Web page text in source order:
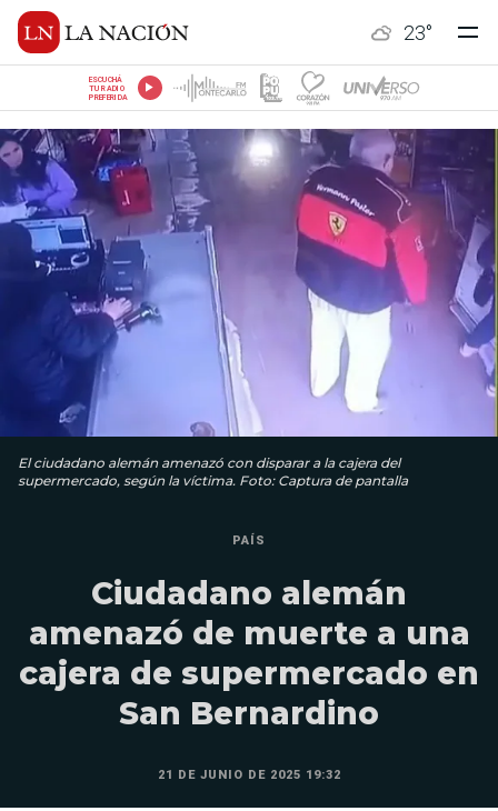
23°
ESCUCHÁ
TU RADIO
PREFERIDA
El ciudadano alemán amenazó con disparar a la cajera del
supermercado, según la víctima. Foto: Captura de pantalla
PAÍS
Ciudadano alemán
amenazó de muerte a una
cajera de supermercado en
San Bernardino
21 DE JUNIO DE 2025 19:32